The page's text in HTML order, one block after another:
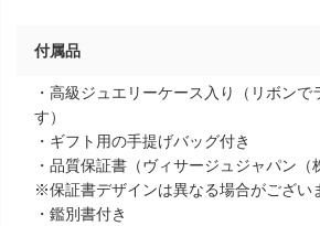
付属品
・高級ジュエリーケース入り（リボンで
す）
・ギフト用の手提げバッグ付き
・品質保証書（ヴィサージュジャパン（
※保証書デザインは異なる場合がござい
・鑑別書付き